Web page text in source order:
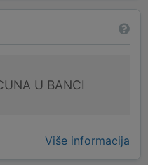
U BANCI
Više informacija